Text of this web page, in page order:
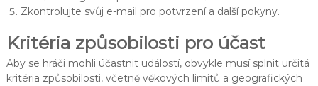
Zkontrolujte svůj e-mail pro potvrzení a další pokyny.
Kritéria způsobilosti pro účast
Aby se hráči mohli účastnit událostí, obvykle musí splnit určitá
kritéria způsobilosti, včetně věkových limitů a geografických